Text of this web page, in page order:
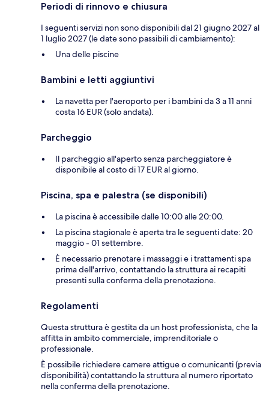
Periodi di rinnovo e chiusura
I seguenti servizi non sono disponibili dal 21 giugno 2027 al
1 luglio 2027 (le date sono passibili di cambiamento):
Una delle piscine
Bambini e letti aggiuntivi
La navetta per l'aeroporto per i bambini da 3 a 11 anni
costa 16 EUR (solo andata).
Parcheggio
Il parcheggio all'aperto senza parcheggiatore è
disponibile al costo di 17 EUR al giorno.
Piscina, spa e palestra (se disponibili)
La piscina è accessibile dalle 10:00 alle 20:00.
La piscina stagionale è aperta tra le seguenti date: 20
maggio - 01 settembre.
È necessario prenotare i massaggi e i trattamenti spa
prima dell'arrivo, contattando la struttura ai recapiti
presenti sulla conferma della prenotazione.
Regolamenti
Questa struttura è gestita da un host professionista, che la
affitta in ambito commerciale, imprenditoriale o
professionale.
È possibile richiedere camere attigue o comunicanti (previa
disponibilità) contattando la struttura al numero riportato
nella conferma della prenotazione.